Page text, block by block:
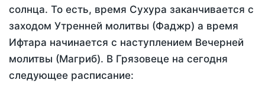
солнца. То есть, время Сухура заканчивается с
заходом Утренней молитвы (Фаджр) а время
Ифтара начинается с наступлением Вечерней
молитвы (Магриб). В Грязовеце на сегодня
следующее расписание: